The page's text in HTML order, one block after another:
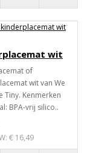
wit
of
wit van We
Tiny. Kenmerken
BPA-vrij silico..
€ 16,49